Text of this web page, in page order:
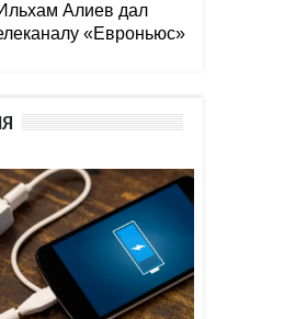
Алиев дал
«Евроньюс»